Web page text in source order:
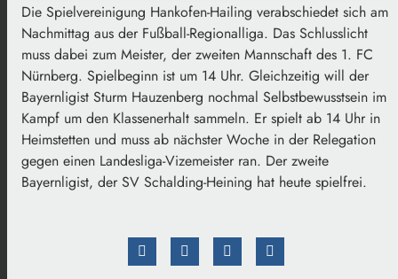
Die Spielvereinigung Hankofen-Hailing verabschiedet sich am
Nachmittag aus der Fußball-Regionalliga. Das Schlusslicht
muss dabei zum Meister, der zweiten Mannschaft des 1. FC
Nürnberg. Spielbeginn ist um 14 Uhr. Gleichzeitig will der
Bayernligist Sturm Hauzenberg nochmal Selbstbewusstsein im
Kampf um den Klassenerhalt sammeln. Er spielt ab 14 Uhr in
Heimstetten und muss ab nächster Woche in der Relegation
gegen einen Landesliga-Vizemeister ran. Der zweite
Bayernligist, der SV Schalding-Heining hat heute spielfrei.